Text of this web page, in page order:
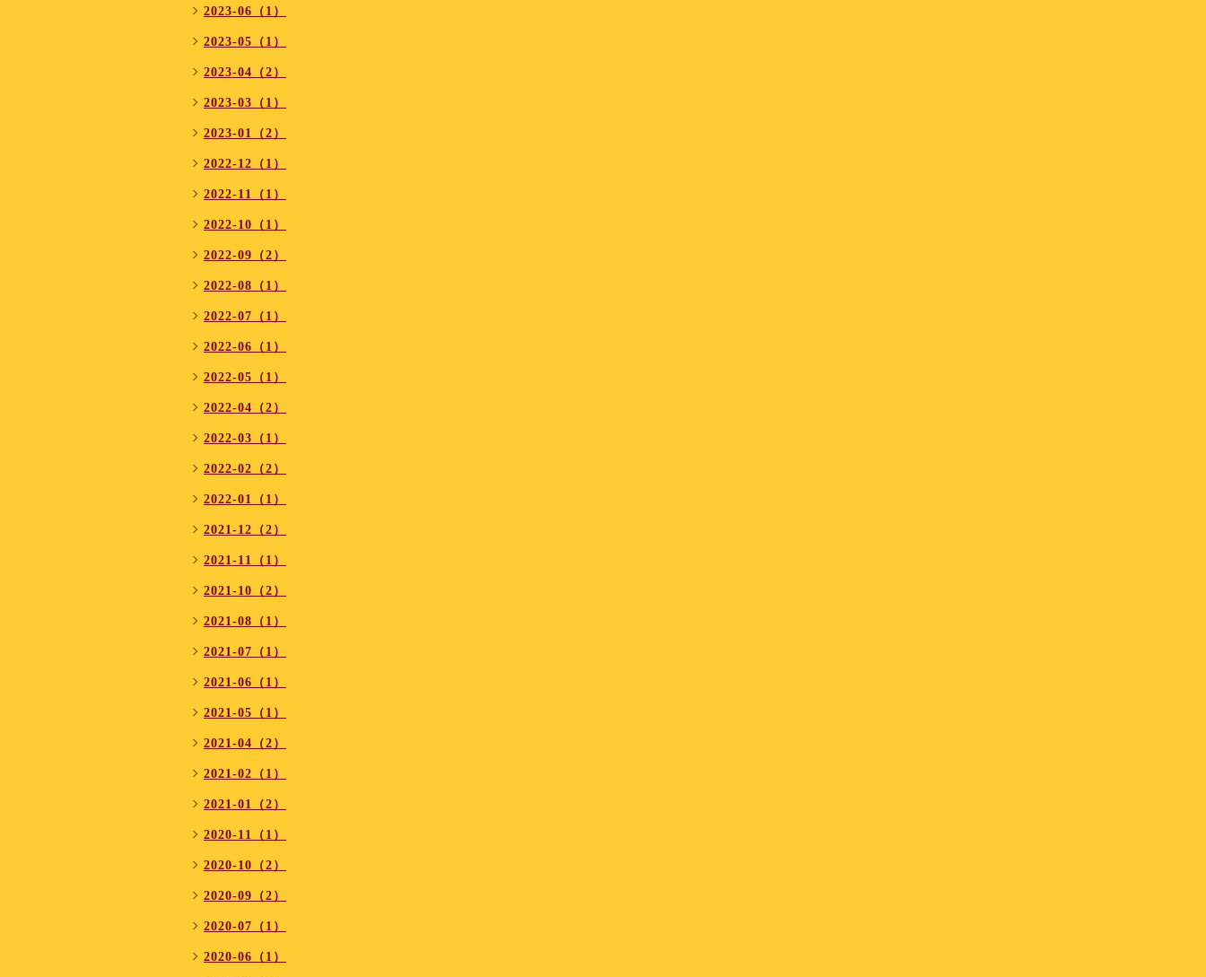
2023-06（1）
2023-05（1）
2023-04（2）
2023-03（1）
2023-01（2）
2022-12（1）
2022-11（1）
2022-10（1）
2022-09（2）
2022-08（1）
2022-07（1）
2022-06（1）
2022-05（1）
2022-04（2）
2022-03（1）
2022-02（2）
2022-01（1）
2021-12（2）
2021-11（1）
2021-10（2）
2021-08（1）
2021-07（1）
2021-06（1）
2021-05（1）
2021-04（2）
2021-02（1）
2021-01（2）
2020-11（1）
2020-10（2）
2020-09（2）
2020-07（1）
2020-06（1）